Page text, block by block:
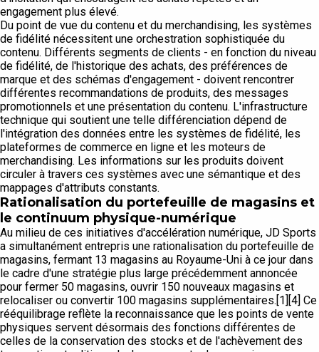
engagement plus élevé.
Du point de vue du contenu et du merchandising, les systèmes
de fidélité nécessitent une orchestration sophistiquée du
contenu. Différents segments de clients - en fonction du niveau
de fidélité, de l'historique des achats, des préférences de
marque et des schémas d'engagement - doivent rencontrer
différentes recommandations de produits, des messages
promotionnels et une présentation du contenu. L'infrastructure
technique qui soutient une telle différenciation dépend de
l'intégration des données entre les systèmes de fidélité, les
plateformes de commerce en ligne et les moteurs de
merchandising. Les informations sur les produits doivent
circuler à travers ces systèmes avec une sémantique et des
mappages d'attributs constants.
Rationalisation du portefeuille de magasins et
le continuum physique-numérique
Au milieu de ces initiatives d'accélération numérique, JD Sports
a simultanément entrepris une rationalisation du portefeuille de
magasins, fermant 13 magasins au Royaume-Uni à ce jour dans
le cadre d'une stratégie plus large précédemment annoncée
pour fermer 50 magasins, ouvrir 150 nouveaux magasins et
relocaliser ou convertir 100 magasins supplémentaires.[1][4] Ce
rééquilibrage reflète la reconnaissance que les points de vente
physiques servent désormais des fonctions différentes de
celles de la conservation des stocks et de l'achèvement des